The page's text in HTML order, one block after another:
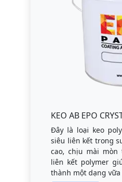
KEO AB EPO
Đây là loại keo
siêu liên kết trong
cao, chịu mài
liên kết polymer
thành một dạng vữa